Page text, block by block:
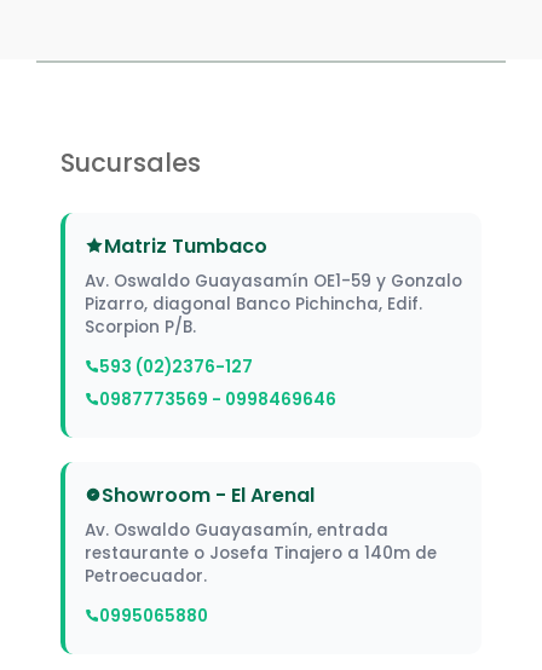
Sucursales
Matriz Tumbaco
Av. Oswaldo Guayasamín OE1-59 y Gonzalo
Pizarro, diagonal Banco Pichincha, Edif.
Scorpion P/B.
593 (02)2376-127
0987773569 - 0998469646
Showroom - El Arenal
Av. Oswaldo Guayasamín, entrada
restaurante o Josefa Tinajero a 140m de
Petroecuador.
0995065880